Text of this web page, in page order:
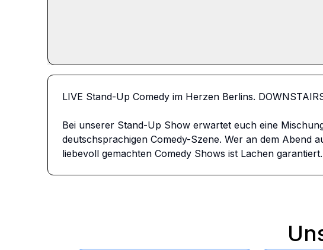
LIVE Stand-Up Comedy im Herzen Berlins.
Bei unserer Stand-Up Show erwartet euch eine
deutschsprachigen Comedy-Szene. Wer an dem Abend
liebevoll gemachten Comedy Shows ist Lachen garantiert.